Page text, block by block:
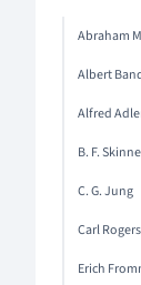
Abraham
Albert
Alfred
B. F.
C. G. Jung
Carl Rogers
Erich